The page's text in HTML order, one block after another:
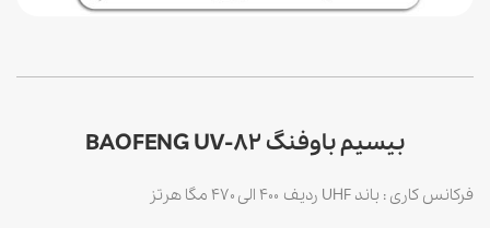
بیسیم باوفنگ BAOFENG UV-82
فرکانس کاری : باند UHF ردیف ۴۰۰ الی ۴۷۰ مگا هرتز